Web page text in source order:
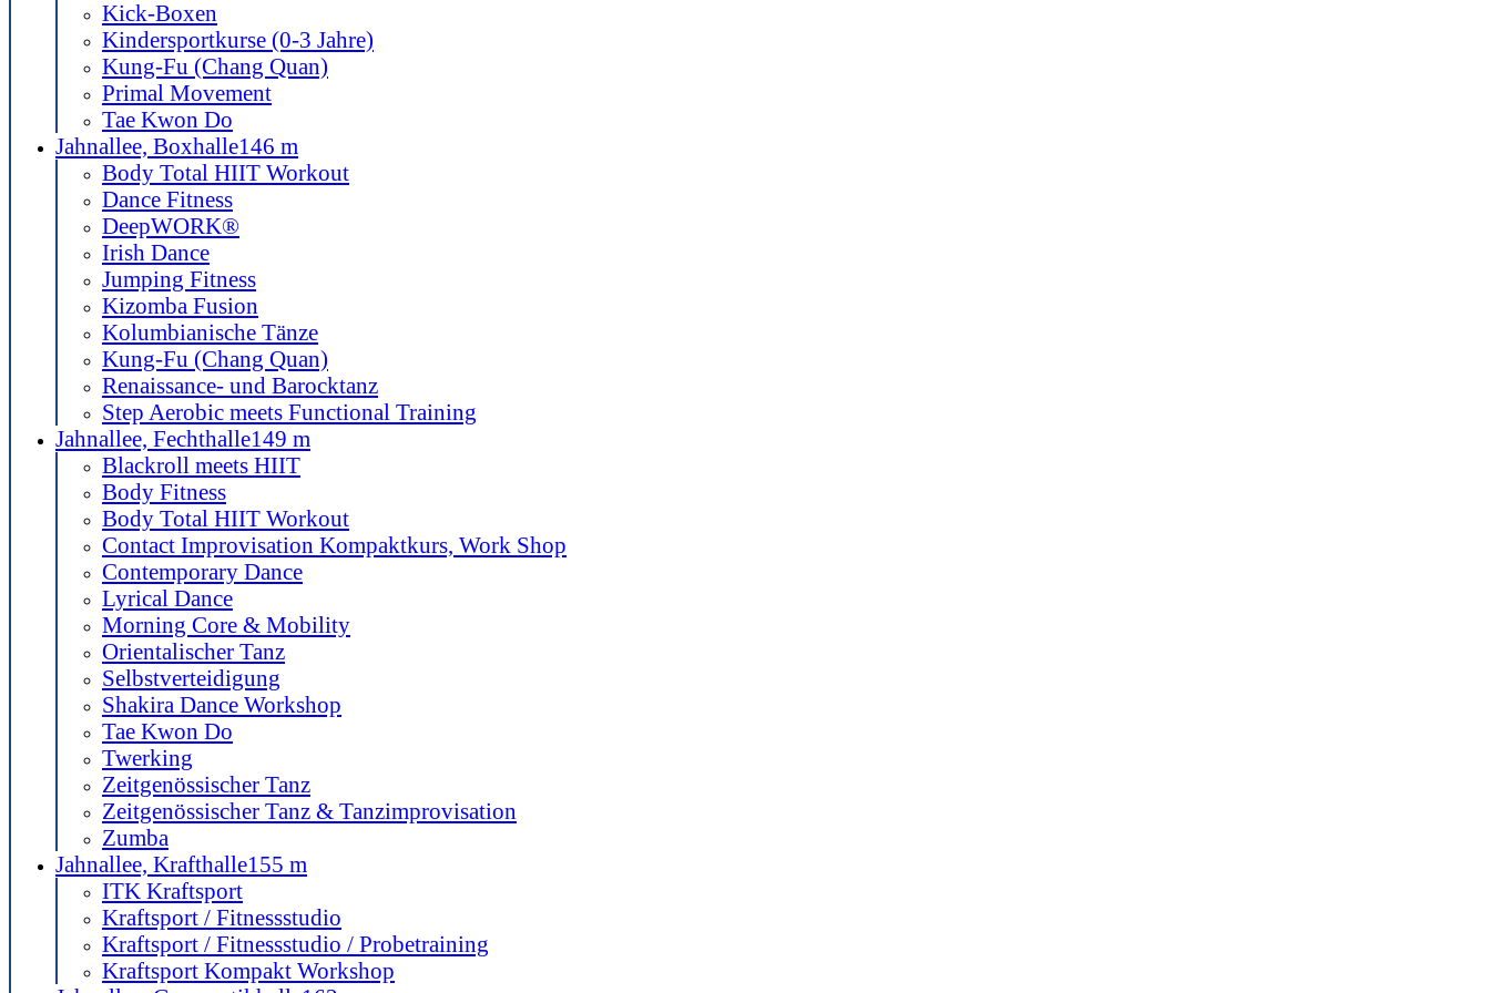
Kick-Boxen
Kindersportkurse (0-3 Jahre)
Kung-Fu (Chang Quan)
Primal Movement
Tae Kwon Do
Jahnallee, Boxhalle146 m
Body Total HIIT Workout
Dance Fitness
DeepWORK®
Irish Dance
Jumping Fitness
Kizomba Fusion
Kolumbianische Tänze
Kung-Fu (Chang Quan)
Renaissance- und Barocktanz
Step Aerobic meets Functional Training
Jahnallee, Fechthalle149 m
Blackroll meets HIIT
Body Fitness
Body Total HIIT Workout
Contact Improvisation Kompaktkurs, Work Shop
Contemporary Dance
Lyrical Dance
Morning Core & Mobility
Orientalischer Tanz
Selbstverteidigung
Shakira Dance Workshop
Tae Kwon Do
Twerking
Zeitgenössischer Tanz
Zeitgenössischer Tanz & Tanzimprovisation
Zumba
Jahnallee, Krafthalle155 m
ITK Kraftsport
Kraftsport / Fitnessstudio
Kraftsport / Fitnessstudio / Probetraining
Kraftsport Kompakt Workshop